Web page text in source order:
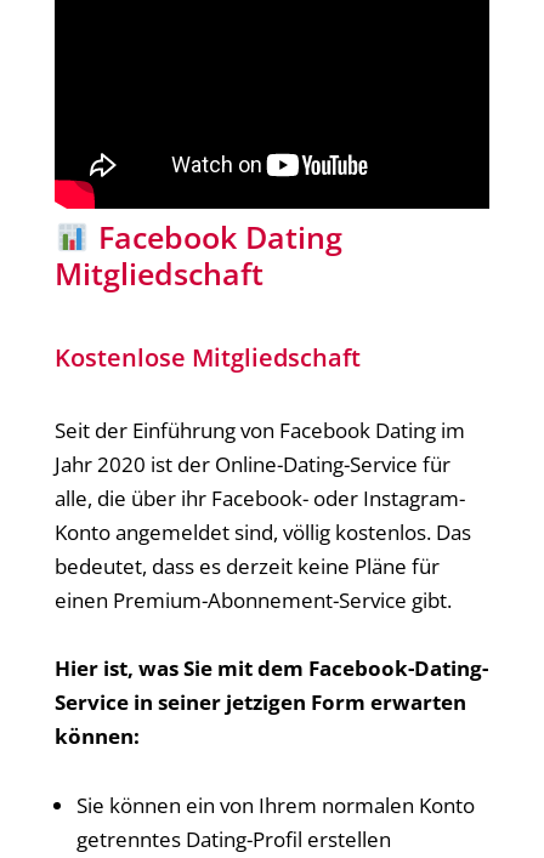
Facebook Dating
Mitgliedschaft
Kostenlose Mitgliedschaft
Seit der Einführung von Facebook Dating im
Jahr 2020 ist der Online-Dating-Service für
alle, die über ihr Facebook- oder Instagram-
Konto angemeldet sind, völlig kostenlos. Das
bedeutet, dass es derzeit keine Pläne für
einen Premium-Abonnement-Service gibt.
Hier ist, was Sie mit dem Facebook-Dating-
Service in seiner jetzigen Form erwarten
können:
Sie können ein von Ihrem normalen Konto
getrenntes Dating-Profil erstellen